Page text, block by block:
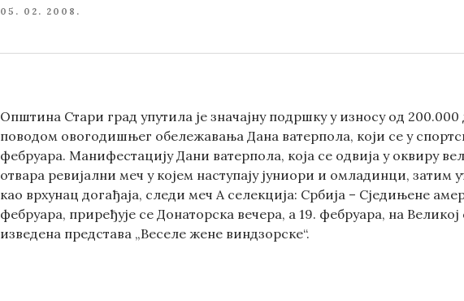
POSTED
05. 02. 2008.
Општина Стари град упутила је значајну подршку у износу од
поводом овогодишњег обележавања Дана ватерпола, који се у
фебруара. Манифестацију Дани ватерпола, која се одвија у оквиру
отвара ревијални меч у којем наступају јуниори и омладинци, затим
као врхунац догађаја, следи меч А селекција: Србија – Сједињене
фебруара, приређује се Донаторска вечера, а 19. фебруара, на
изведена представа „Веселе жене виндзорске“.